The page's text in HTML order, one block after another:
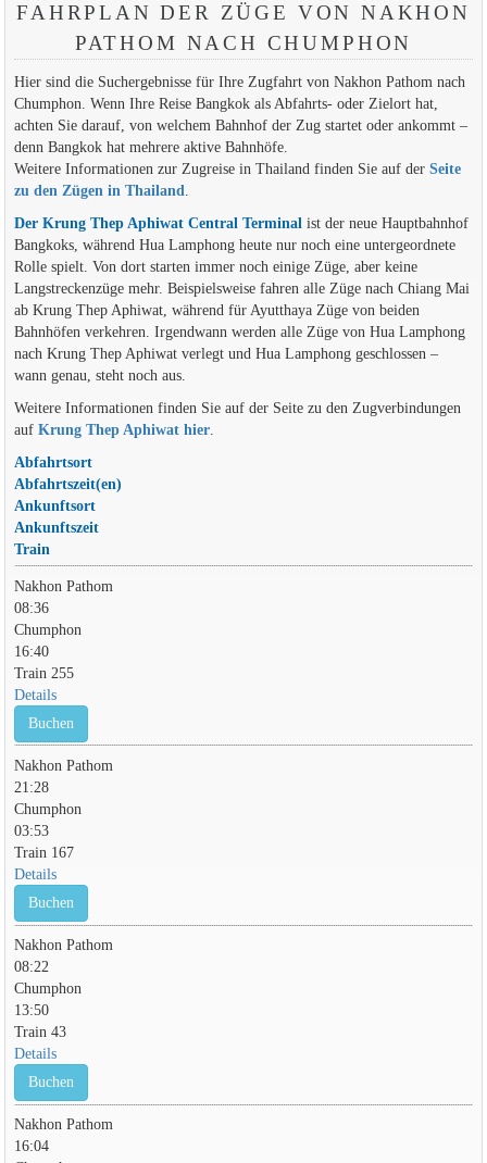
FAHRPLAN DER ZÜGE VON NAKHON
PATHOM NACH CHUMPHON
Hier sind die Suchergebnisse für Ihre Zugfahrt von Nakhon Pathom nach
Chumphon. Wenn Ihre Reise Bangkok als Abfahrts- oder Zielort hat,
achten Sie darauf, von welchem Bahnhof der Zug startet oder ankommt –
denn Bangkok hat mehrere aktive Bahnhöfe.
Weitere Informationen zur Zugreise in Thailand finden Sie auf der Seite
zu den Zügen in Thailand.
Der Krung Thep Aphiwat Central Terminalist der neue Hauptbahnhof
Bangkoks, während Hua Lamphong heute nur noch eine untergeordnete
Rolle spielt. Von dort starten immer noch einige Züge, aber keine
Langstreckenzüge mehr. Beispielsweise fahren alle Züge nach Chiang Mai
ab Krung Thep Aphiwat, während für Ayutthaya Züge von beiden
Bahnhöfen verkehren. Irgendwann werden alle Züge von Hua Lamphong
nach Krung Thep Aphiwat verlegt und Hua Lamphong geschlossen –
wann genau, steht noch aus.
Weitere Informationen finden Sie auf der Seite zu den Zugverbindungen
auf Krung Thep Aphiwat hier.
Abfahrtsort
Abfahrtszeit(en)
Ankunftsort
Ankunftszeit
Train
Nakhon Pathom
08:36
Chumphon
16:40
Train 255
Details
Buchen
Nakhon Pathom
21:28
Chumphon
03:53
Train 167
Details
Buchen
Nakhon Pathom
08:22
Chumphon
13:50
Train 43
Details
Buchen
Nakhon Pathom
16:04